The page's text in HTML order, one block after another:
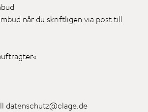
når du skriftligen via post till
datenschutz@clage.de